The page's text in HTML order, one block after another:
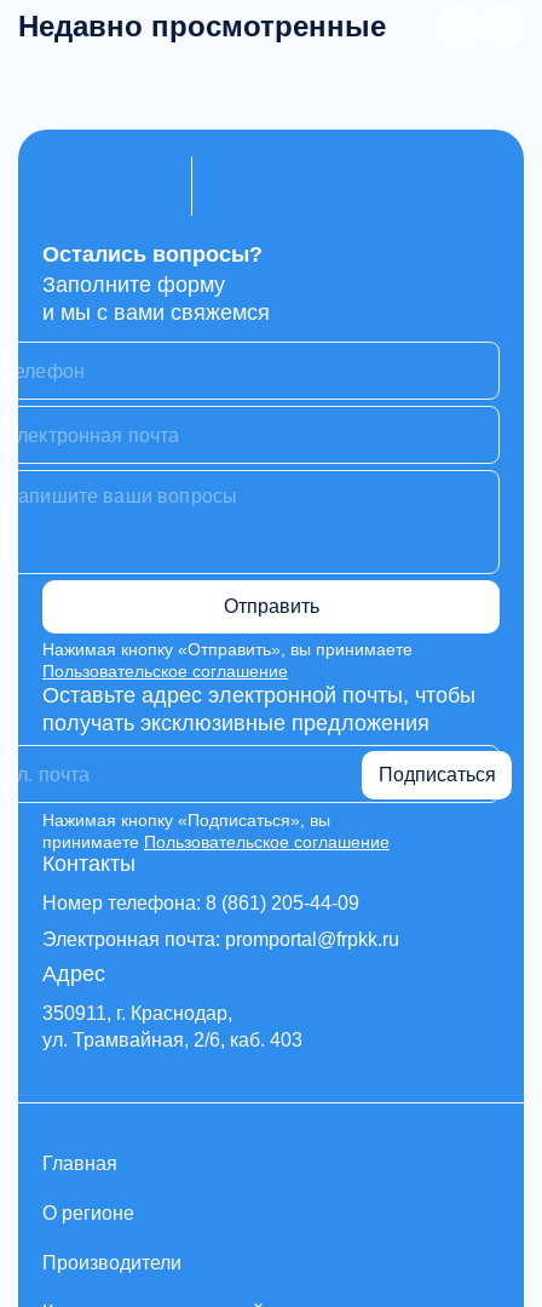
Недавно просмотренные
Контакты
Номер телефона: 8 (861) 205-44-09
Электронная почта: promportal@frpkk.ru
Адрес
350911, г. Краснодар,
ул. Трамвайная, 2/6, каб. 403
Остались вопросы?
Заполните форму
и мы с вами свяжемся
Отправить
Нажимая кнопку «Отправить», вы принимаете
Пользовательское соглашение
Оставьте адрес электронной почты, чтобы
получать эксклюзивные предложения
Подписаться
Нажимая кнопку «Подписаться», вы
принимаете Пользовательское соглашение
Главная
О регионе
Производители